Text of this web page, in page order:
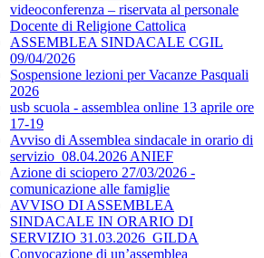
videoconferenza – riservata al personale
Docente di Religione Cattolica
ASSEMBLEA SINDACALE CGIL
09/04/2026
Sospensione lezioni per Vacanze Pasquali
2026
usb scuola - assemblea online 13 aprile ore
17-19
Avviso di Assemblea sindacale in orario di
servizio_08.04.2026 ANIEF
Azione di sciopero 27/03/2026 -
comunicazione alle famiglie
AVVISO DI ASSEMBLEA
SINDACALE IN ORARIO DI
SERVIZIO 31.03.2026_GILDA
Convocazione di un’assemblea